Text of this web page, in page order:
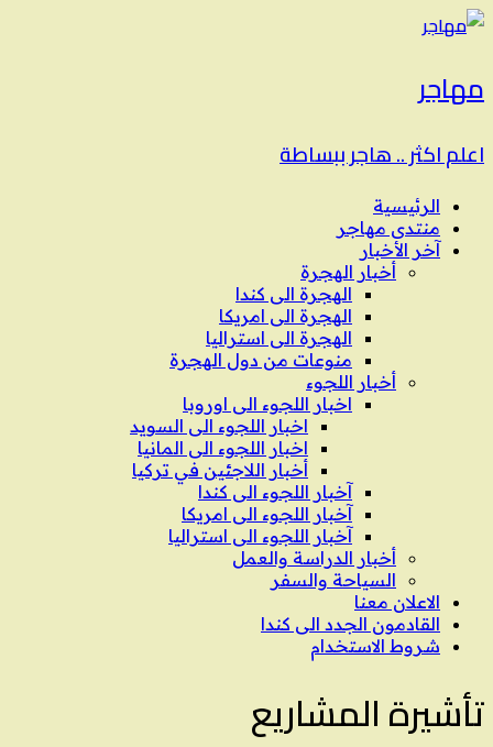
مهاجر
اعلم اكثر .. هاجر ببساطة
الرئيسية
منتدى مهاجر
آخر الأخبار
أخبار الهجرة
الهجرة الى كندا
الهجرة الى امريكا
الهجرة الى استراليا
منوعات من دول الهجرة
أخبار اللجوء
اخبار اللجوء الى اوروبا
اخبار اللجوء الى السويد
اخبار اللجوء الى المانيا
أخبار اللاجئين في تركيا
آخبار اللجوء الى كندا
آخبار اللجوء الى امريكا
آخبار اللجوء الى استراليا
أخبار الدراسة والعمل
السياحة والسفر
الاعلان معنا
القادمون الجدد الى كندا
شروط الاستخدام
تأشيرة المشاريع